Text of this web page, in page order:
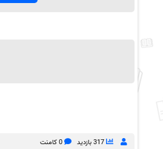
317 بازدید 0 کامنت